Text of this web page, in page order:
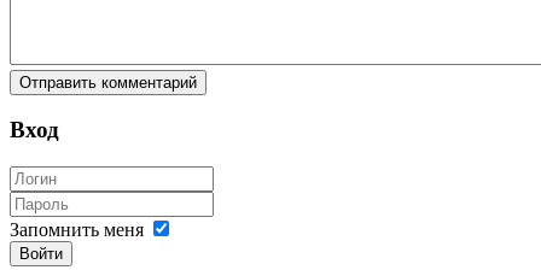
Вход
Запомнить меня
Войти